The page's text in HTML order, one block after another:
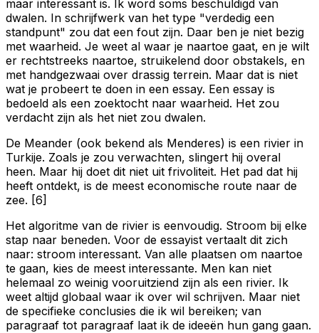
maar interessant is. Ik word soms beschuldigd van
dwalen. In schrijfwerk van het type "verdedig een
standpunt" zou dat een fout zijn. Daar ben je niet bezig
met waarheid. Je weet al waar je naartoe gaat, en je wilt
er rechtstreeks naartoe, struikelend door obstakels, en
met handgezwaai over drassig terrein. Maar dat is niet
wat je probeert te doen in een essay. Een essay is
bedoeld als een zoektocht naar waarheid. Het zou
verdacht zijn als het niet zou dwalen.
De Meander (ook bekend als Menderes) is een rivier in
Turkije. Zoals je zou verwachten, slingert hij overal
heen. Maar hij doet dit niet uit frivoliteit. Het pad dat hij
heeft ontdekt, is de meest economische route naar de
zee. [6]
Het algoritme van de rivier is eenvoudig. Stroom bij elke
stap naar beneden. Voor de essayist vertaalt dit zich
naar: stroom interessant. Van alle plaatsen om naartoe
te gaan, kies de meest interessante. Men kan niet
helemaal zo weinig vooruitziend zijn als een rivier. Ik
weet altijd globaal waar ik over wil schrijven. Maar niet
de specifieke conclusies die ik wil bereiken; van
paragraaf tot paragraaf laat ik de ideeën hun gang gaan.